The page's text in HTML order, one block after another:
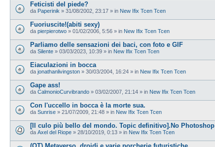
Feticisti del piede?
da Paperinik » 31/08/2002, 23:17 » in New Ifix Tcen Tcen
Fuoriuscite!(abiti sexy)
da pierpierotwo » 01/02/2006, 5:56 » in New Ifix Tcen Tcen
Parliamo delle sensazioni dei baci, con foto e GIF
da Silente » 03/03/2023, 10:39 » in New Ifix Tcen Tcen
Eiaculazioni in bocca
da jonathanlivingston » 30/03/2004, 16:24 » in New Ifix Tcen Tcen
Gape ass!
da CalmonioCurvibrando » 03/02/2007, 21:14 » in New Ifix Tcen Tcen
Con l'uccello in bocca è la morte sua.
da Sunrise » 21/07/2009, 21:48 » in New Ifix Tcen Tcen
[Il culo più bello del mondo. Topic definitivo].No Photoshop
da Axel del Riope » 28/10/2019, 0:13 » in New Ifix Tcen Tcen